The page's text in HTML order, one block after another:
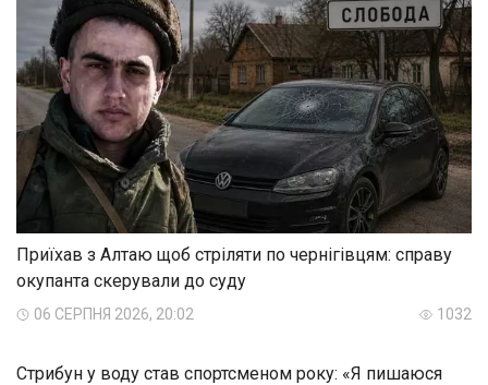
Приїхав з Алтаю щоб стріляти по чернігівцям: справу
окупанта скерували до суду
06 СЕРПНЯ 2026, 20:02 1032
Стрибун у воду став спортсменом року: «Я пишаюся